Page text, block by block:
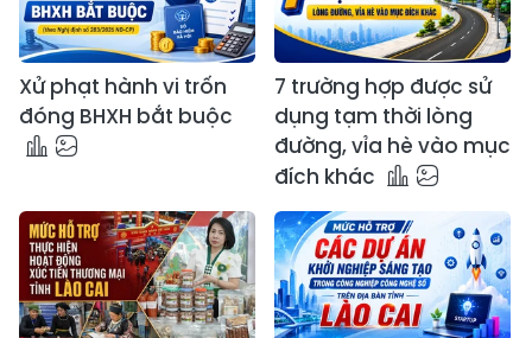
Xử phạt hành vi trốn
đóng BHXH bắt buộc
7 trường hợp được sử
dụng tạm thời lòng
đường, vỉa hè vào mục
đích khác